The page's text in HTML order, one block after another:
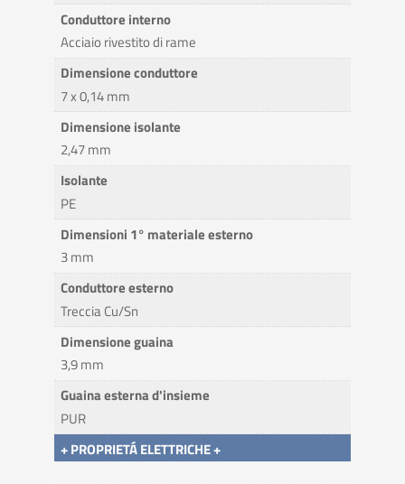
Conduttore interno
Acciaio rivestito di rame
Dimensione conduttore
7 x 0,14 mm
Dimensione isolante
2,47 mm
Isolante
PE
Dimensioni 1° materiale esterno
3 mm
Conduttore esterno
Treccia Cu/Sn
Dimensione guaina
3,9 mm
Guaina esterna d'insieme
PUR
+ PROPRIETÁ ELETTRICHE +